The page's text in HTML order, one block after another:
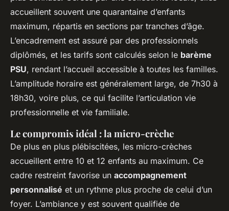
accueillent souvent une quarantaine d’enfants
maximum, répartis en sections par tranches d’âge.
L’encadrement est assuré par des professionnels
diplômés, et les tarifs sont calculés selon le barème
PSU, rendant l’accueil accessible à toutes les familles.
L’amplitude horaire est généralement large, de 7h30 à
18h30, voire plus, ce qui facilite l’articulation vie
professionnelle et vie familiale.
Le compromis idéal : la micro-crèche
De plus en plus plébiscitées, les micro-crèches
accueillent entre 10 et 12 enfants au maximum. Ce
cadre restreint favorise un accompagnement
personnalisé et un rythme plus proche de celui d’un
foyer. L’ambiance y est souvent qualifiée de